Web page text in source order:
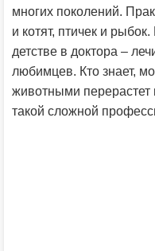
многих поколений.
и котят, птичек и
детстве в доктора –
любимцев. Кто знает,
животными
такой сложной